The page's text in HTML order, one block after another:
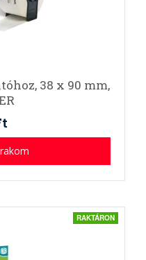
38 x 90 mm,
RAKTÁRON